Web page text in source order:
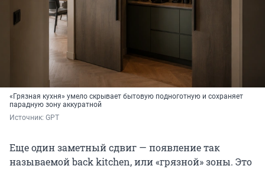
«Грязная кухня» умело скрывает бытовую подноготную и сохраняет
парадную зону аккуратной
Источник: GPT
Еще один заметный сдвиг — появление так
называемой back kitchen, или «грязной» зоны. Это